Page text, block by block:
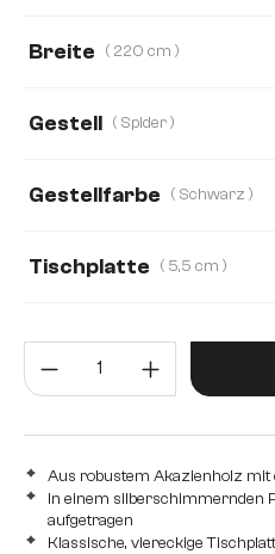
Breite ( 220 cm )
280 cm
Gestell ( Spider )
Gestellfarbe ( Schwarz )
Tischplatte ( 5,5 cm )
Aus robustem Akazienholz
In einem silberschimmernden
aufgetragen
Klassische, viereckige